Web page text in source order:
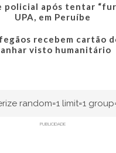
policial após tentar
UPA, em Peruíbe
recebem cartão
visto humanitário
random=1 limit=1
PUBLICIDADE